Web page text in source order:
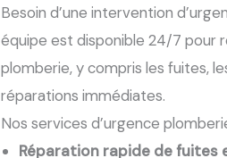
Besoin d’une intervention
équipe est disponible 24/7 pour
plomberie, y compris les fuites,
réparations immédiates.
Nos services d’urgence
Réparation rapide de fuites